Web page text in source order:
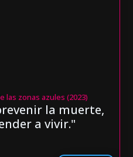
las zonas azules (2023)
la muerte,
a vivir."